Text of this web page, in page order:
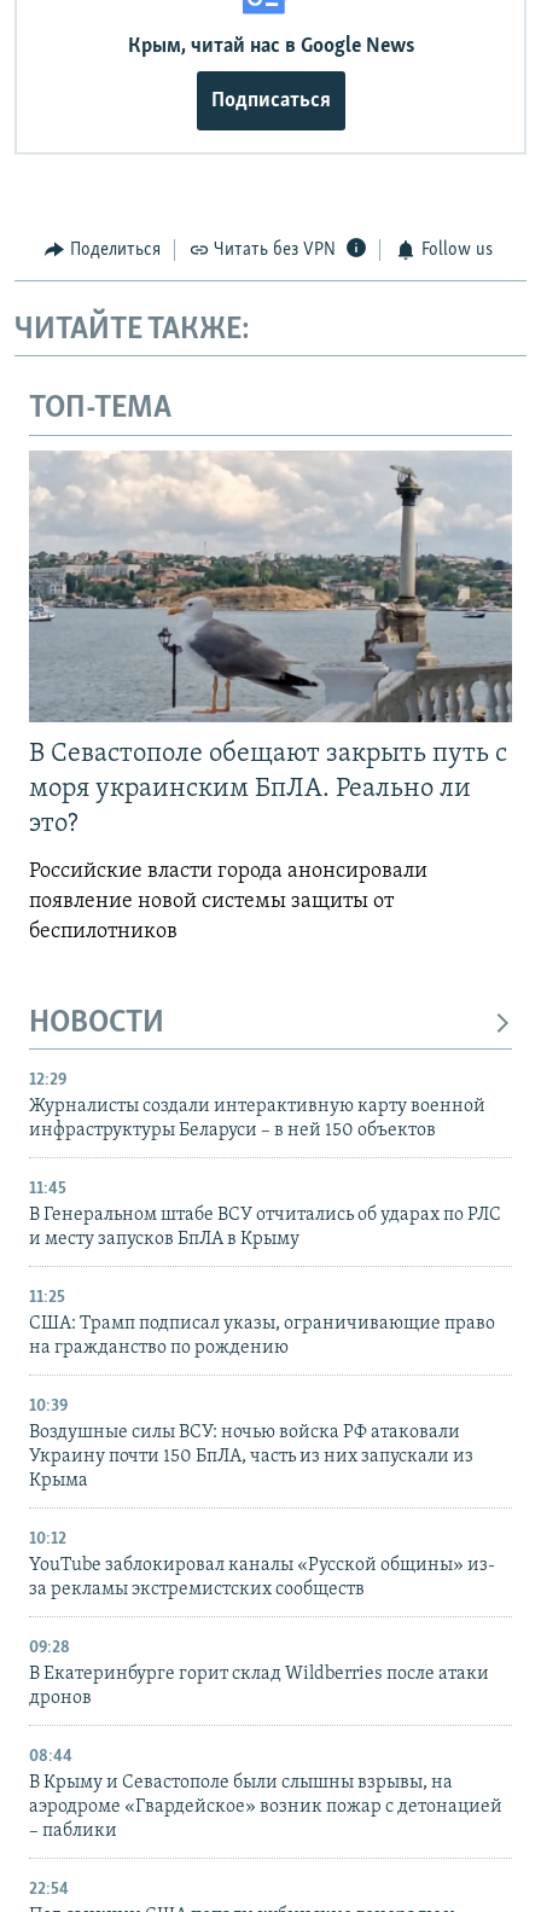
Крым, читай нас в Google News
Подписаться
Поделиться Читать без VPN Follow us
ЧИТАЙТЕ ТАКЖЕ:
ТОП-ТЕМА
В Севастополе обещают закрыть путь с
моря украинским БпЛА. Реально ли
это?
Российские власти города анонсировали
появление новой системы защиты от
беспилотников
НОВОСТИ
12:29
Журналисты создали интерактивную карту военной
инфраструктуры Беларуси – в ней 150 объектов
11:45
В Генеральном штабе ВСУ отчитались об ударах по РЛС
и месту запусков БпЛА в Крыму
11:25
США: Трамп подписал указы, ограничивающие право
на гражданство по рождению
10:39
Воздушные силы ВСУ: ночью войска РФ атаковали
Украину почти 150 БпЛА, часть из них запускали из
Крыма
10:12
YouTube заблокировал каналы «Русской общины» из-
за рекламы экстремистских сообществ
09:28
В Екатеринбурге горит склад Wildberries после атаки
дронов
08:44
В Крыму и Севастополе были слышны взрывы, на
аэродроме «Гвардейское» возник пожар с детонацией
– паблики
22:54